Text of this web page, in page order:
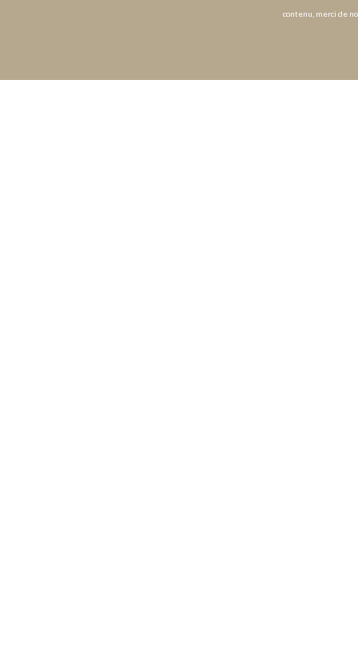
contenu, merci de